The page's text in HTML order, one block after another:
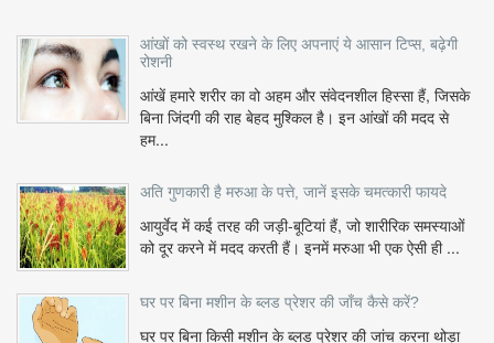
आंखों को स्वस्थ रखने के लिए अपनाएं ये आसान टिप्स, बढ़ेगी
रोशनी
आंखें हमारे शरीर का वो अहम और संवेदनशील हिस्सा हैं, जिसके
बिना जिंदगी की राह बेहद मुश्किल है। इन आंखों की मदद से
हम...
अति गुणकारी है मरुआ के पत्ते, जानें इसके चमत्कारी फायदे
आयुर्वेद में कई तरह की जड़ी-बूटियां हैं, जो शारीरिक समस्याओं
को दूर करने में मदद करती हैं। इनमें मरुआ भी एक ऐसी ही ...
घर पर बिना मशीन के ब्लड प्रेशर की जाँच कैसे करें?
घर पर बिना किसी मशीन के ब्लड प्रेशर की जांच करना थोड़ा